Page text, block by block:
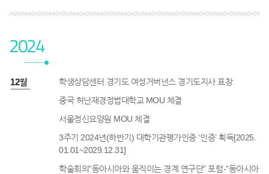
2024
12월
학생상담센터 경기도 여성거버넌스 경기도지사 표창
중국 허난재경정법대학교 MOU 체결
서울정신요양원 MOU 체결
3주기 2024년(하반기) 대학기관평가인증 ‘인증’ 획득[2025.
01.01~2029.12.31]
학술회의“동아시아와 움직이는 경계 연구단” 포럼-“동아시아